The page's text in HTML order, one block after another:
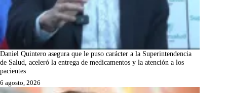
Daniel Quintero asegura que le puso carácter a la Superintendencia
de Salud, aceleró la entrega de medicamentos y la atención a los
pacientes
6 agosto, 2026